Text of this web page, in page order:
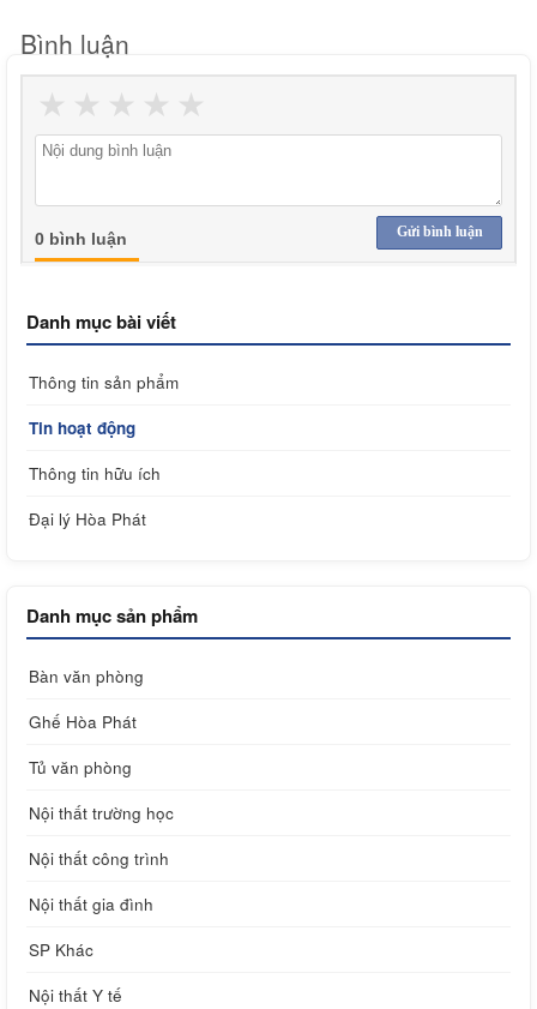
Bình luận
★
★
★
★
★
Gửi bình luận
0 bình luận
Danh mục bài viết
Thông tin sản phẩm
Tin hoạt động
Thông tin hữu ích
Đại lý Hòa Phát
Danh mục sản phẩm
Bàn văn phòng
Ghế Hòa Phát
Tủ văn phòng
Nội thất trường học
Nội thất công trình
Nội thất gia đình
SP Khác
Nội thất Y tế